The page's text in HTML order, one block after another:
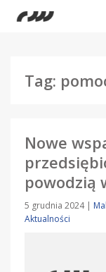
Tag:
Nowe
powodzią
5 grudnia 2024 |
Aktualności